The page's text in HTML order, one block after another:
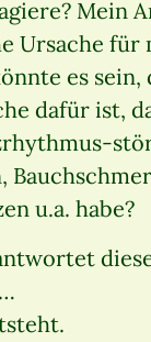
Mein
Ursache für
es sein,
dafür ist,
u.a. habe?